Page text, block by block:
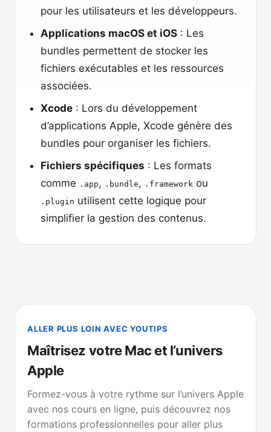
pour les utilisateurs et les développeurs.
Applications macOS et iOS : Les
bundles permettent de stocker les
fichiers exécutables et les ressources
associées.
Xcode : Lors du développement
d’applications Apple, Xcode génère des
bundles pour organiser les fichiers.
Fichiers spécifiques : Les formats
comme .app, .bundle, .framework ou
.plugin utilisent cette logique pour
simplifier la gestion des contenus.
ALLER PLUS LOIN AVEC YOUTIPS
Maîtrisez votre Mac et l’univers
Apple
Formez-vous à votre rythme sur l’univers Apple
avec nos cours en ligne, puis découvrez nos
formations professionnelles pour aller plus